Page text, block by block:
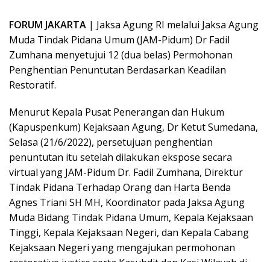
FORUM JAKARTA | Jaksa Agung RI melalui Jaksa Agung
Muda Tindak Pidana Umum (JAM-Pidum) Dr Fadil
Zumhana menyetujui 12 (dua belas) Permohonan
Penghentian Penuntutan Berdasarkan Keadilan
Restoratif.
Menurut Kepala Pusat Penerangan dan Hukum
(Kapuspenkum) Kejaksaan Agung, Dr Ketut Sumedana,
Selasa (21/6/2022), persetujuan penghentian
penuntutan itu setelah dilakukan ekspose secara
virtual yang JAM-Pidum Dr. Fadil Zumhana, Direktur
Tindak Pidana Terhadap Orang dan Harta Benda
Agnes Triani SH MH, Koordinator pada Jaksa Agung
Muda Bidang Tindak Pidana Umum, Kepala Kejaksaan
Tinggi, Kepala Kejaksaan Negeri, dan Kepala Cabang
Kejaksaan Negeri yang mengajukan permohonan